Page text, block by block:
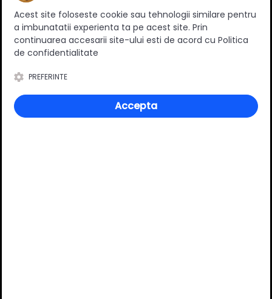
Designul ergonomic si materialele de calitate garanteaza
durabilitate si eficienta pe termen lung.
Specificatii
Acest site foloseste cookie sau tehnologii similare pentru
a imbunatatii experienta ta pe acest site. Prin
continuarea accesarii site-ului esti de acord cu Politica
de confidentialitate
PREFERINTE
Accepta